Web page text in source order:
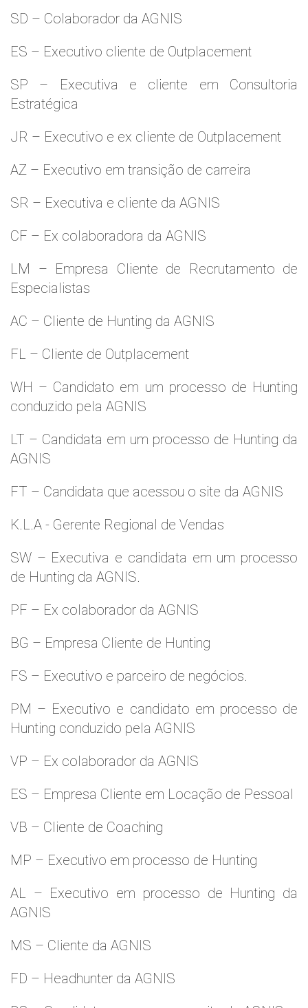
SD – Colaborador da AGNIS
ES – Executivo cliente de Outplacement
SP – Executiva e cliente em Consultoria
Estratégica
JR – Executivo e ex cliente de Outplacement
AZ – Executivo em transição de carreira
SR – Executiva e cliente da AGNIS
CF – Ex colaboradora da AGNIS
LM – Empresa Cliente de Recrutamento de
Especialistas
AC – Cliente de Hunting da AGNIS
FL – Cliente de Outplacement
WH – Candidato em um processo de Hunting
conduzido pela AGNIS
LT – Candidata em um processo de Hunting da
AGNIS
FT – Candidata que acessou o site da AGNIS
K.L.A - Gerente Regional de Vendas
SW – Executiva e candidata em um processo
de Hunting da AGNIS.
PF – Ex colaborador da AGNIS
BG – Empresa Cliente de Hunting
FS – Executivo e parceiro de negócios.
PM – Executivo e candidato em processo de
Hunting conduzido pela AGNIS
VP – Ex colaborador da AGNIS
ES – Empresa Cliente em Locação de Pessoal
VB – Cliente de Coaching
MP – Executivo em processo de Hunting
AL – Executivo em processo de Hunting da
AGNIS
MS – Cliente da AGNIS
FD – Headhunter da AGNIS